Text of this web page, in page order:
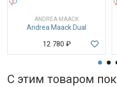
ANDREA MAACK
Andrea Maack Dual
12 780 ₽
С этим товаром